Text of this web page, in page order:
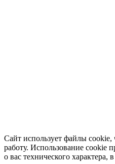
Сайт использует файлы cookie,
работу. Использование cookie
о вас технического характера,